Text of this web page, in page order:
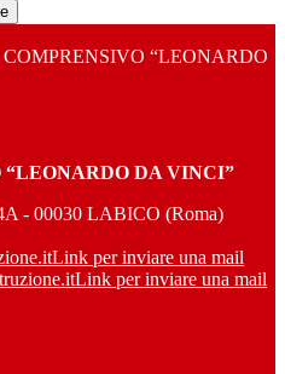
“LEONARDO
DA VINCI”
- 00030 LABICO (Roma)
Link per inviare una mail
Link per inviare una mail